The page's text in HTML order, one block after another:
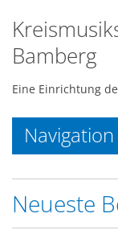
Bamberg
Eine Einrichtung
Navigation
Neueste